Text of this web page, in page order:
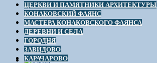
ЦЕРКВИ И ПАМЯТНИКИ АРХИТЕКТУРЫ
КОНАКОВСКИЙ ФАЯНС
МАСТЕРА КОНАКОВСКОГО ФАЯНСА
ДЕРЕВНИ И СЕЛА
ГОРОДНЯ
ЗАВИДОВО
КАРАЧАРОВО